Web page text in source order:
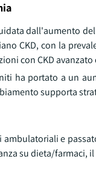
dall'aumento
CKD, con la
con CKD avanzato
ha portato a un
supporta
e
su dieta/farmaci,